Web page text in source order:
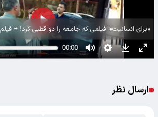
«برای انسانیت»؛ فیلمی که جامعه را دو قطبی کرد! + فیلم
ارسال نظر